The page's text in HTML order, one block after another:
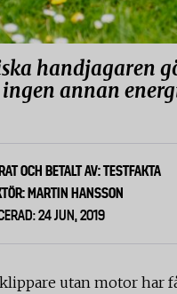
handjagaren
annan
OCH BETALT AV: TESTFAKTA
MARTIN HANSSON
24 JUN, 2019
utan motor har